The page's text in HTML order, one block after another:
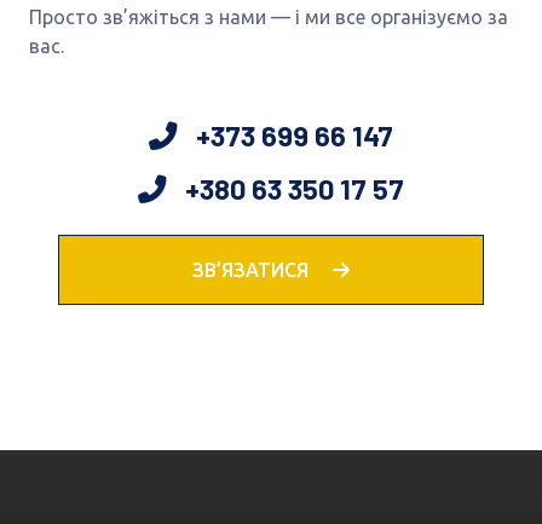
Просто зв’яжіться з нами — і ми все організуємо за
вас.
+373 699 66 147
+380 63 350 17 57
ЗВ’ЯЗАТИСЯ